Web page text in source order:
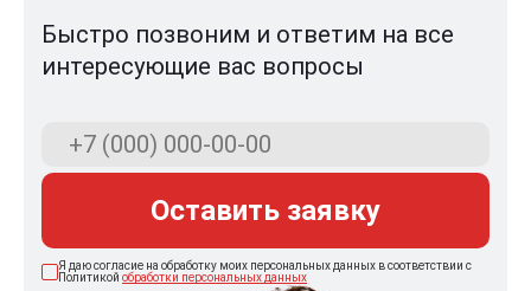
Быстро позвоним и ответим на все
интересующие вас вопросы
Оставить заявку
Я даю согласие на обработку моих персональных данных в соответствии с
Политикой обработки персональных данных